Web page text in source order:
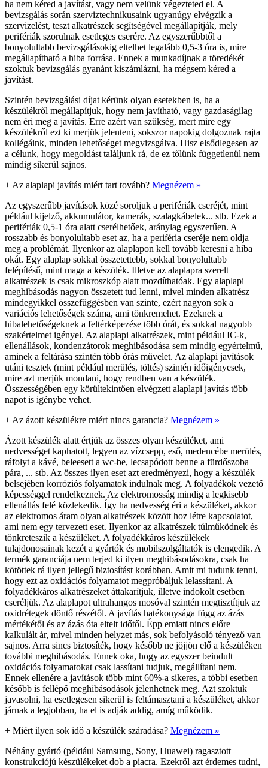
ha nem kéred a javítást, vagy nem velünk végezteted el. A
bevizsgálás során szerviztechnikusaink ugyanúgy elvégzik a
szervizelést, teszt alkatrészek segítségével megállapítják, mely
perifériák szorulnak esetleges cserére. Az egyszerűbbtől a
bonyolultabb bevizsgálásokig eltelhet legalább 0,5-3 óra is, mire
megállapítható a hiba forrása. Ennek a munkadíjnak a töredékét
szoktuk bevizsgálás gyanánt kiszámlázni, ha mégsem kéred a
javítást.
Szintén bevizsgálási díjat kérünk olyan esetekben is, ha a
készülékről megállapítjuk, hogy nem javítható, vagy gazdaságilag
nem éri meg a javítás. Erre azért van szükség, mert mire egy
készülékről ezt ki merjük jelenteni, sokszor napokig dolgoznak rajta
kollégáink, minden lehetőséget megvizsgálva. Hisz elsődlegesen az
a célunk, hogy megoldást találjunk rá, de ez tőlünk függetlenül nem
mindig sikerül sajnos.
+ Az alaplapi javítás miért tart tovább? Megnézem »
Az egyszerűbb javítások közé soroljuk a perifériák cseréjét, mint
például kijelző, akkumulátor, kamerák, szalagkábelek... stb. Ezek a
perifériák 0,5-1 óra alatt cserélhetőek, aránylag egyszerűen. A
rosszabb és bonyolultabb eset az, ha a periféria cseréje nem oldja
meg a problémát. Ilyenkor az alaplapon kell tovább keresni a hiba
okát. Egy alaplap sokkal összetettebb, sokkal bonyolultabb
felépítésű, mint maga a készülék. Illetve az alaplapra szerelt
alkatrészek is csak mikroszkóp alatt mozdíthatóak. Egy alaplapi
meghibásodás nagyon összetett tud lenni, mivel minden alkatrész
mindegyikkel összefüggésben van szinte, ezért nagyon sok a
variációs lehetőségek száma, ami tönkremehet. Ezeknek a
hibalehetőségeknek a feltérképezése több órát, és sokkal nagyobb
szakértelmet igényel. Az alaplapi alkatrészek, mint például IC-k,
ellenállások, kondenzátorok meghibásodása sem mindig egyértelmű,
aminek a feltárása szintén több órás művelet. Az alaplapi javítások
utáni tesztek (mint például merülés, töltés) szintén időigényesek,
mire azt merjük mondani, hogy rendben van a készülék.
Összességében egy körültekintően elvégzett alaplapi javítás több
napot is igénybe vehet.
+ Az ázott készülékre miért nincs garancia? Megnézem »
Ázott készülék alatt értjük az összes olyan készüléket, ami
nedvességet kaphatott, legyen az vízcsepp, eső, medencébe merülés,
ráfolyt a kávé, beleesett a wc-be, lecsapódott benne a fürdőszoba
pára, ... stb. Az összes ilyen eset azt eredményezi, hogy a készülék
belsejében korróziós folyamatok indulnak meg. A folyadékok vezető
képességgel rendelkeznek. Az elektromosság mindig a legkisebb
ellenállás felé közlekedik. Így ha nedvesség éri a készüléket, akkor
az elektromos áram olyan alkatrészek között hoz létre kapcsolatot,
ami nem egy tervezett eset. Ilyenkor az alkatrészek túlműködnek és
tönkreteszik a készüléket. A folyadékkáros készülékek
tulajdonosainak kezét a gyártók és mobilszolgáltatók is elengedik. A
termék garanciája nem terjed ki ilyen meghibásodásokra, csak ha
kötöttek rá ilyen jellegű biztosítást korábban. Amit mi tudunk tenni,
hogy ezt az oxidációs folyamatot megpróbáljuk lelassítani. A
folyadékkáros alkatrészeket áttakarítjuk, illetve indokolt esetben
cseréljük. Az alaplapot ultrahangos mosóval szintén megtisztítjuk az
oxidrétegek döntő részétől. A javítás hatékonysága függ az ázás
mértékétől és az ázás óta eltelt időtől. Épp emiatt nincs előre
kalkulált ár, mivel minden helyzet más, sok befolyásoló tényező van
sajnos. Arra sincs biztosíték, hogy később ne jöjjön elő a készüléken
további meghibásodás. Ennek oka, hogy az egyszer beindult
oxidációs folyamatokat csak lassítani tudjuk, megállítani nem.
Ennek ellenére a javítások több mint 60%-a sikeres, a többi esetben
később is fellépő meghibásodások jelenhetnek meg. Azt szoktuk
javasolni, ha esetlegesen sikerül is feltámasztani a készüléket, akkor
járnak a legjobban, ha el is adják addig, amíg működik.
+ Miért ilyen sok idő a készülék száradása? Megnézem »
Néhány gyártó (például Samsung, Sony, Huawei) ragasztott
konstrukciójú készülékeket dob a piacra. Ezekről azt érdemes tudni,